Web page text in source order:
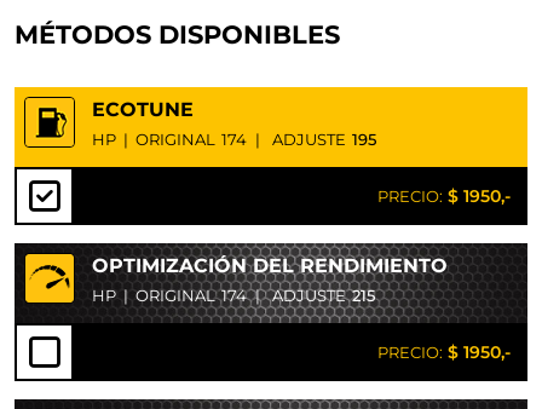
MÉTODOS DISPONIBLES
ECOTUNE
HP | ORIGINAL 174 | ADJUSTE 195
PRECIO: $ 1950,-
OPTIMIZACIÓN DEL RENDIMIENTO
HP | ORIGINAL 174 | ADJUSTE215
PRECIO: $ 1950,-